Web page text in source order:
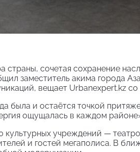
страны, сочетая сохранение
заместитель акима города
вещает Urbanexpert.kz со
была и остаётся точкой
ощущалась в каждом
культурных учреждений —
и гостей мегаполиса. В